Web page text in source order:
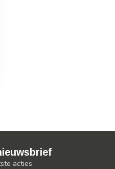
acties